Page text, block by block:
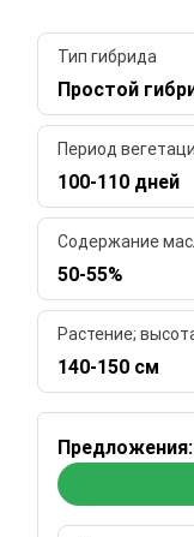
Тип гибрида
Простой
Период
100-110 дней
Содержание
50-55%
Растение;
140-150 см